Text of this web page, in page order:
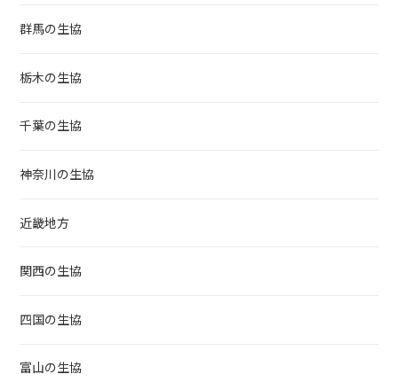
群馬の生協
栃木の生協
千葉の生協
神奈川の生協
近畿地方
関西の生協
四国の生協
富山の生協